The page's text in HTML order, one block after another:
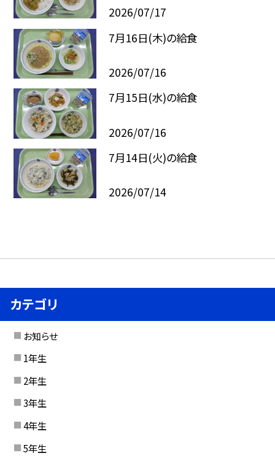
2026/07/17
7月16日(木)の給食
2026/07/16
7月15日(水)の給食
2026/07/16
7月14日(火)の給食
2026/07/14
カテゴリ
お知らせ
1年生
2年生
3年生
4年生
5年生